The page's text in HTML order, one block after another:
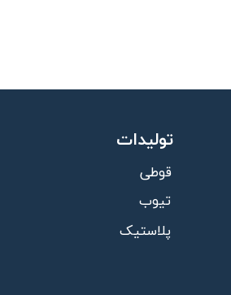
تولیدات
قوطی
تیوب
پلاستیک